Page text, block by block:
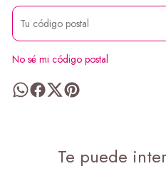
No sé mi código postal
Te puede